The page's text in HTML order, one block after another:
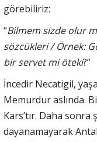
görebiliriz:
“Bilmem sizde olur
sözcükleri / Örnek:
bir servet mi öteki?”
İncedir Necatigil,
Memurdur aslında.
Kars’tır. Daha sonra
dayanamayarak